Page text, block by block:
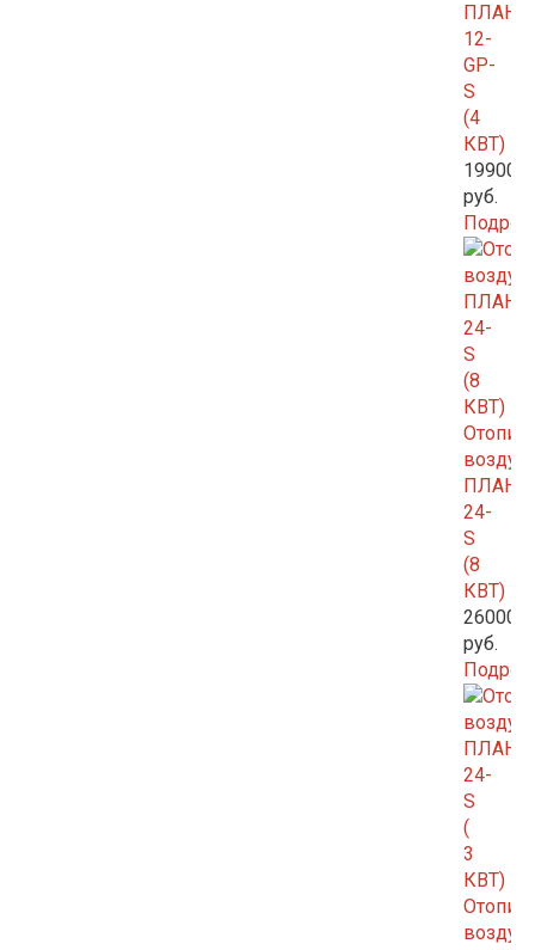
12-
GP-
S
(4
КВТ)
руб.
24-
S
(8
КВТ)
руб.